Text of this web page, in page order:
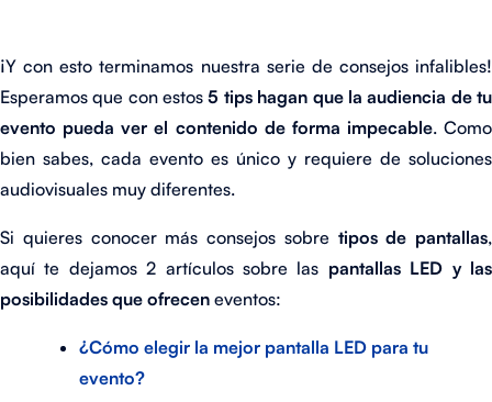
¡Y con esto terminamos nuestra serie de consejos infalibles!
Esperamos que con estos5 tips hagan que la audiencia de tu
evento pueda ver el contenido de forma impecable. Como
bien sabes, cada evento es único y requiere de soluciones
audiovisuales muy diferentes.
Si quieres conocer más consejos sobre tipos de pantallas,
aquí te dejamos 2 artículos sobre las pantallas LED y las
posibilidades que ofrecen eventos:
¿Cómo elegir la mejor pantalla LED para tu
evento?